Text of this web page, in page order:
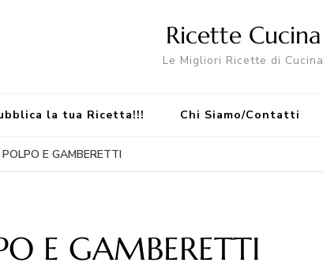
Ricette Cucina
Le Migliori Ricette di Cucina
la tua Ricetta!!! Chi Siamo/Contatti
E GAMBERETTI
E GAMBERETTI